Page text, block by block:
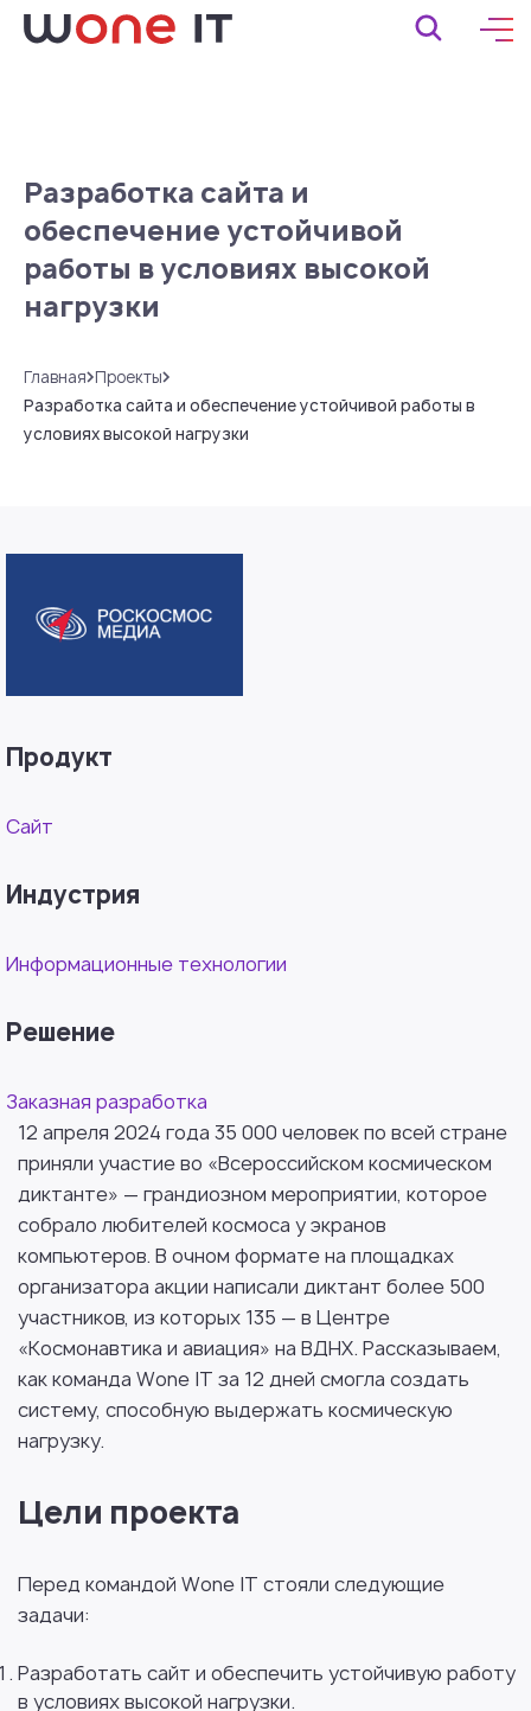
Разработка сайта и
обеспечение устойчивой
работы в условиях высокой
нагрузки
Главная Проекты
Разработка сайта и обеспечение устойчивой работы в
условиях высокой нагрузки
Продукт
Сайт
Индустрия
Информационные технологии
Решение
Заказная разработка
12 апреля 2024 года 35 000 человек по всей стране
приняли участие во «Всероссийском космическом
диктанте» — грандиозном мероприятии, которое
собрало любителей космоса у экранов
компьютеров. В очном формате на площадках
организатора акции написали диктант более 500
участников, из которых 135 — в Центре
«Космонавтика и авиация» на ВДНХ. Рассказываем,
как команда Wone IT за 12 дней смогла создать
систему, способную выдержать космическую
нагрузку.
Цели проекта
Перед командой Wone IT стояли следующие
задачи:
Разработать сайт и обеспечить устойчивую работу
в условиях высокой нагрузки.